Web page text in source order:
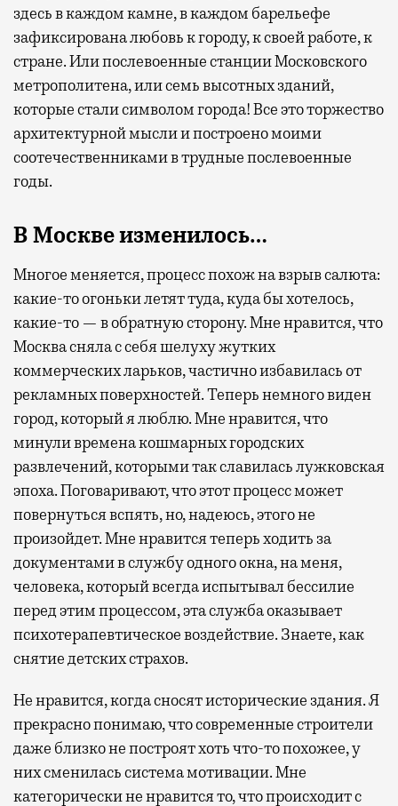
здесь в каждом камне, в каждом барельефе
зафиксирована любовь к городу, к своей работе, к
стране. Или послевоенные станции Московского
метрополитена, или семь высотных зданий,
которые стали символом города! Все это торжество
архитектурной мысли и построено моими
соотечественниками в трудные послевоенные
годы.
В Москве изменилось…
Многое меняется, процесс похож на взрыв салюта:
какие-то огоньки летят туда, куда бы хотелось,
какие-то — в обратную сторону. Мне нравится, что
Москва сняла с себя шелуху жутких
коммерческих ларьков, частично избавилась от
рекламных поверхностей. Теперь немного виден
город, который я люблю. Мне нравится, что
минули времена кошмарных городских
развлечений, которыми так славилась лужковская
эпоха. Поговаривают, что этот процесс может
повернуться вспять, но, надеюсь, этого не
произойдет. Мне нравится теперь ходить за
документами в службу одного окна, на меня,
человека, который всегда испытывал бессилие
перед этим процессом, эта служба оказывает
психотерапевтическое воздействие. Знаете, как
снятие детских страхов.
Не нравится, когда сносят исторические здания. Я
прекрасно понимаю, что современные строители
даже близко не построят хоть что-то похожее, у
них сменилась система мотивации. Мне
категорически не нравится то, что происходит с